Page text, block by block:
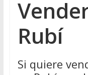
Rubí
Si quiere